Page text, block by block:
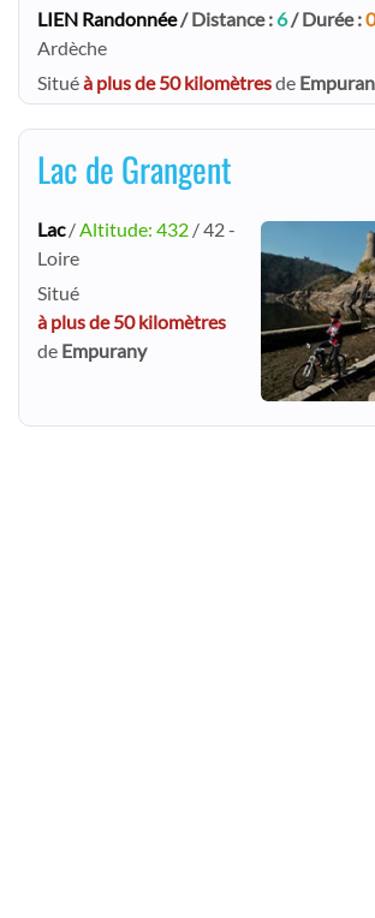
LIEN Randonnée/ Distance : 6/ Durée :
Ardèche
Situéà plus de 50 kilomètresde
Lac de Grangent
Lac/Altitude: 432 / 42 -
Loire
Situé
à plus de 50 kilomètres
de Empurany